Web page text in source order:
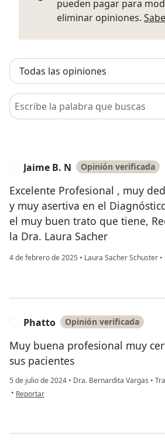
pueden pagar para
eliminar opiniones.
Busca en opiniones
Jaime B. N Opinión verificada
Excelente Profesional , muy
y muy asertiva en el
el muy buen trato que tiene,
la Dra. Laura Sacher
4 de febrero de 2025 • Laura Sacher Schuster •
Phatto Opinión verificada
Muy buena profesional muy
sus pacientes
5 de julio de 2024 • Dra. Bernardita Vargas •
• en opinión del usuario Phatto
Reportar